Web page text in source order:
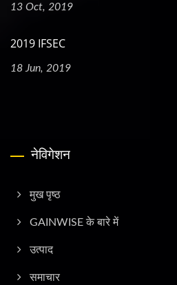
13 Oct, 2019
2019 IFSEC
18 Jun, 2019
नेविगेशन
मुख पृष्ठ
GAINWISE के बारे में
उत्पाद
समाचार